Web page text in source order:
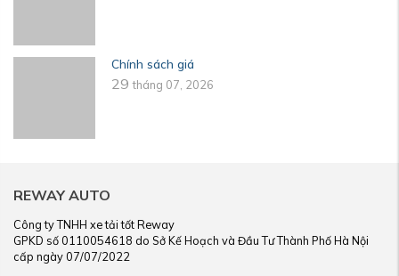
Chính sách giá
29 tháng 07, 2026
REWAY AUTO
Công ty TNHH xe tải tốt Reway
GPKD số 0110054618 do Sở Kế Hoạch và Đầu Tư Thành Phố Hà Nội
cấp ngày 07/07/2022